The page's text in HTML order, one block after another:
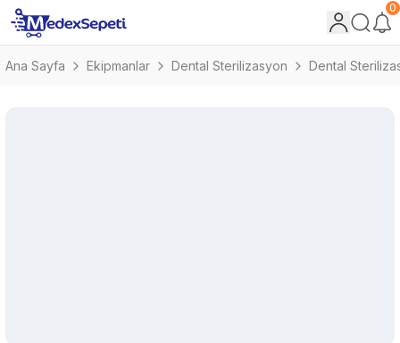
0
Ana Sayfa Ekipmanlar Dental Sterilizasyon Dental